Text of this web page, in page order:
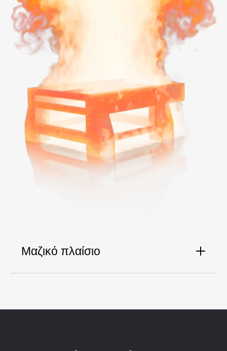
Μαζικό πλαίσιο